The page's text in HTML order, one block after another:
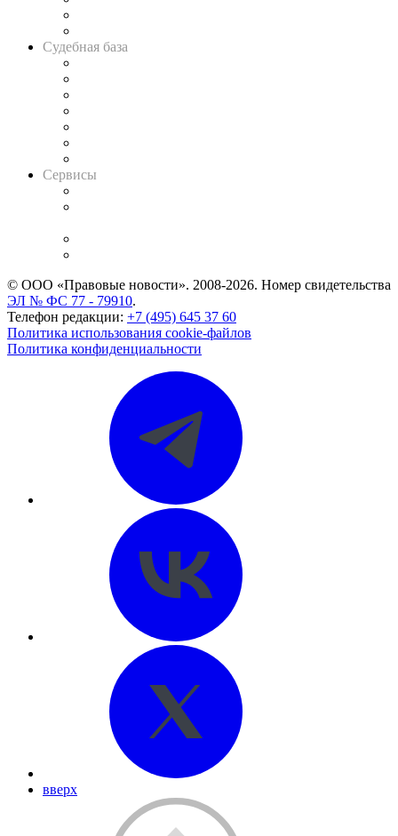
Судебная база
Сервисы
© ООО «Правовые новости». 2008-2026. Номер свидетельства
ЭЛ № ФС 77 - 79910.
Телефон редакции: +7 (495) 645 37 60
Политика использования cookie-файлов
Политика конфиденциальности
вверх